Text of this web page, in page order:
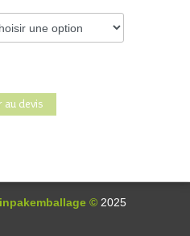
au devis
inpakemballage © 2025